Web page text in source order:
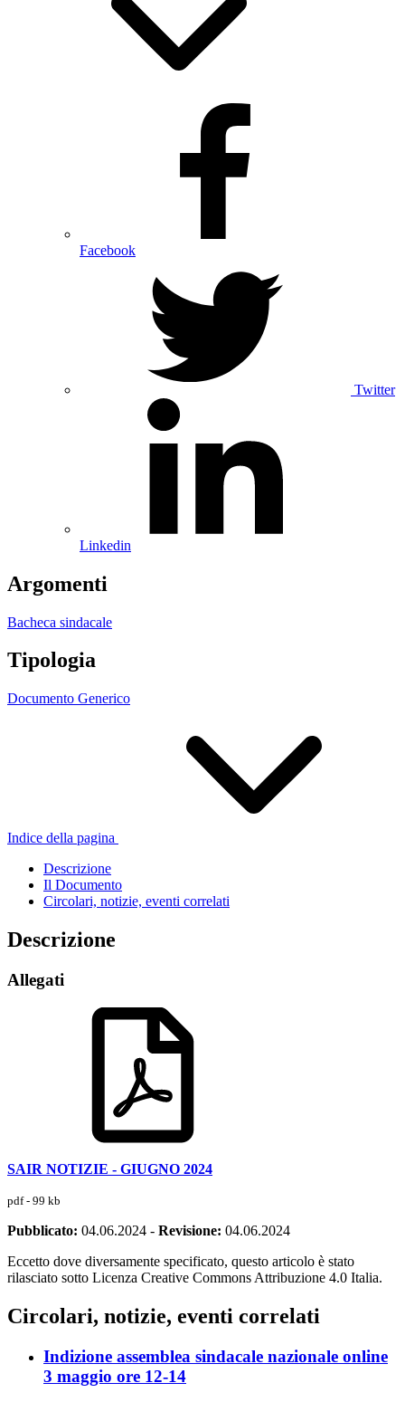
Facebook
Twitter
Linkedin
Argomenti
Bacheca sindacale
Tipologia
Documento Generico
Indice della pagina
Descrizione
Il Documento
Circolari, notizie, eventi correlati
Descrizione
Allegati
SAIR NOTIZIE - GIUGNO 2024
pdf - 99 kb
Pubblicato: 04.06.2024 - Revisione: 04.06.2024
Eccetto dove diversamente specificato, questo articolo è stato
rilasciato sotto Licenza Creative Commons Attribuzione 4.0 Italia.
Circolari, notizie, eventi correlati
Indizione assemblea sindacale nazionale online
3 maggio ore 12-14